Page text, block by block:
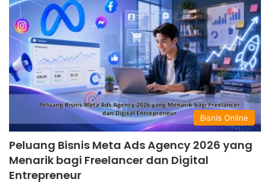
Bisnis Online
Peluang Bisnis Meta Ads Agency 2026 yang
Menarik bagi Freelancer dan Digital
Entrepreneur